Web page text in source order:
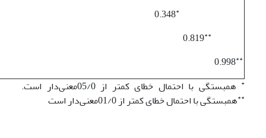
*
0.348
**
0.819
**
0.998
* همبستگی با احتمال خطای کمتر از 05/0معنی‌دار است.
**همبستگی با احتمال خطای کمتر از 01/0معنی‌دار است